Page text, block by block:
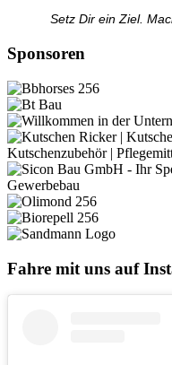
Setz Dir ein Ziel.
Sponsoren
Fahre mit uns auf